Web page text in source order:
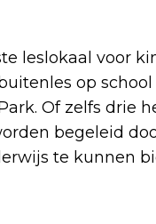
leslokaal voor
op
Of zelfs drie
begeleid
te kunnen